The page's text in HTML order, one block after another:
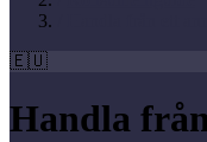
🇪🇺
Handla